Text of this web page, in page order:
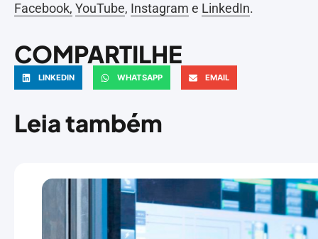
Facebook, YouTube, Instagram e LinkedIn.
COMPARTILHE
LINKEDIN WHATSAPP EMAIL
Leia também